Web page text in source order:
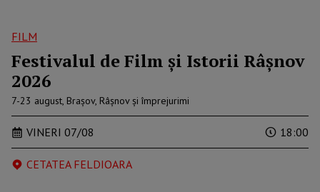
FILM
Festivalul de Film şi Istorii Râşnov
2026
7-23 august, Brașov, Râșnov și împrejurimi
VINERI 07/08 18:00
CETATEA FELDIOARA